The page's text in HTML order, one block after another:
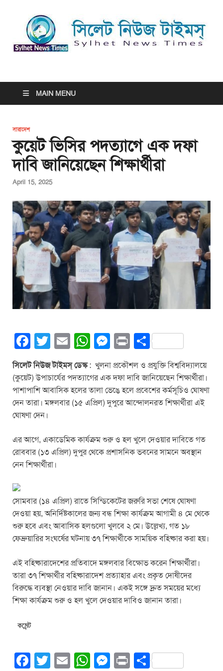
সিলেট নিউজ টাইমস্ | Sylhet
News Times
MAIN MENU
সারাদেশ
কুয়েট ভিসির পদত্যাগে এক দফা
দাবি জানিয়েছেন শিক্ষার্থীরা
April 15, 2025
F
a
c
e
b
o
o
k
T
wi
tt
er
E
ail
W
h
at
s
A
p
M
ss
e
n
er
Pr
in
t
S
h
ar
e
সিলেট নিউজ টাইমস্ ডেস্ক: খুলনা প্রকৌশল ও প্রযুক্তি বিশ্ববিদ্যালয়ে
(কুয়েট) উপাচার্যের পদত্যাগের এক দফা দাবি জানিয়েছেন শিক্ষার্থীরা।
পাশাপাশি আবাসিক হলের তালা ভেঙে হলে প্রবেশের কর্মসূচিও ঘোষণা
দেন তারা। মঙ্গলবার (১৫ এপ্রিল) দুপুরে আন্দোলনরত শিক্ষার্থীরা এই
ঘোষণা দেন।
এর আগে, একাডেমিক কার্যক্রম শুরু ও হল খুলে দেওয়ার দাবিতে গত
রোববার (১৩ এপ্রিল) দুপুর থেকে প্রশাসনিক ভবনের সামনে অবস্থান
নেন শিক্ষার্থীরা।
সোমবার (১৪ এপ্রিল) রাতে সিন্ডিকেটের জরুরি সভা শেষে ঘোষণা
দেওয়া হয়, অনির্দিষ্টকালের জন্য বন্ধ শিক্ষা কার্যক্রম আগামী ৪ মে থেকে
শুরু হবে এবং আবাসিক হলগুলো খুলবে ২ মে। উল্লেখ্য, গত ১৮
ফেব্রুয়ারির সংঘর্ষের ঘটনায় ৩৭ শিক্ষার্থীকে সাময়িক বহিষ্কার করা হয়।
এই বহিষ্কারাদেশের প্রতিবাদে মঙ্গলবার বিক্ষোভ করেন শিক্ষার্থীরা।
তারা ৩৭ শিক্ষার্থীর বহিষ্কারাদেশ প্রত্যাহার এবং প্রকৃত দোষীদের
বিরুদ্ধে ব্যবস্থা নেওয়ার দাবি জানান। একই সঙ্গে দ্রুত সময়ের মধ্যে
শিক্ষা কার্যক্রম শুরু ও হল খুলে দেওয়ার দাবিও জানান তারা।
কমেন্ট
F
T
E
W M Pr S